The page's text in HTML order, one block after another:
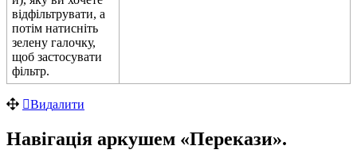
відфільтрувати, а
потім натисніть
зелену галочку,
щоб застосувати
фільтр.
Видалити
Навігація аркушем «Перекази».